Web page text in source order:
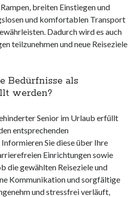
breiten Einstiegen und
und komfortablen Transport
Dadurch wird es auch
teilzunehmen und neue Reiseziele
Bedürfnisse als
werden?
Senior im Urlaub erfüllt
entsprechenden
Sie diese über Ihre
Einrichtungen sowie
die gewählten Reiseziele und
Kommunikation und sorgfältige
und stressfrei verläuft,